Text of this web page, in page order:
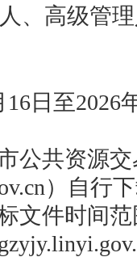
、高级管
16日 至2026
公共资源交
）
自行
文件时间